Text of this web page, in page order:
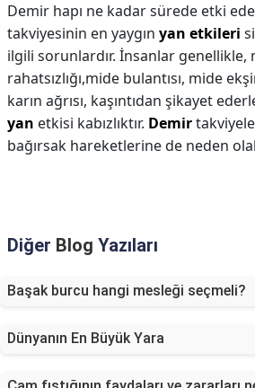
Demir hapı ne kadar sürede etki
takviyesinin en yaygın yan etkileri
ilgili sorunlardır. İnsanlar genellikle,
rahatsızlığı,mide bulantısı, mide
karın ağrısı, kaşıntıdan şikayet
yan etkisi kabızlıktır. Demir
bağırsak hareketlerine de neden
Diğer Blog Yazıları
Başak burcu hangi mesleği seçmeli?
Dünyanın En Büyük Yara